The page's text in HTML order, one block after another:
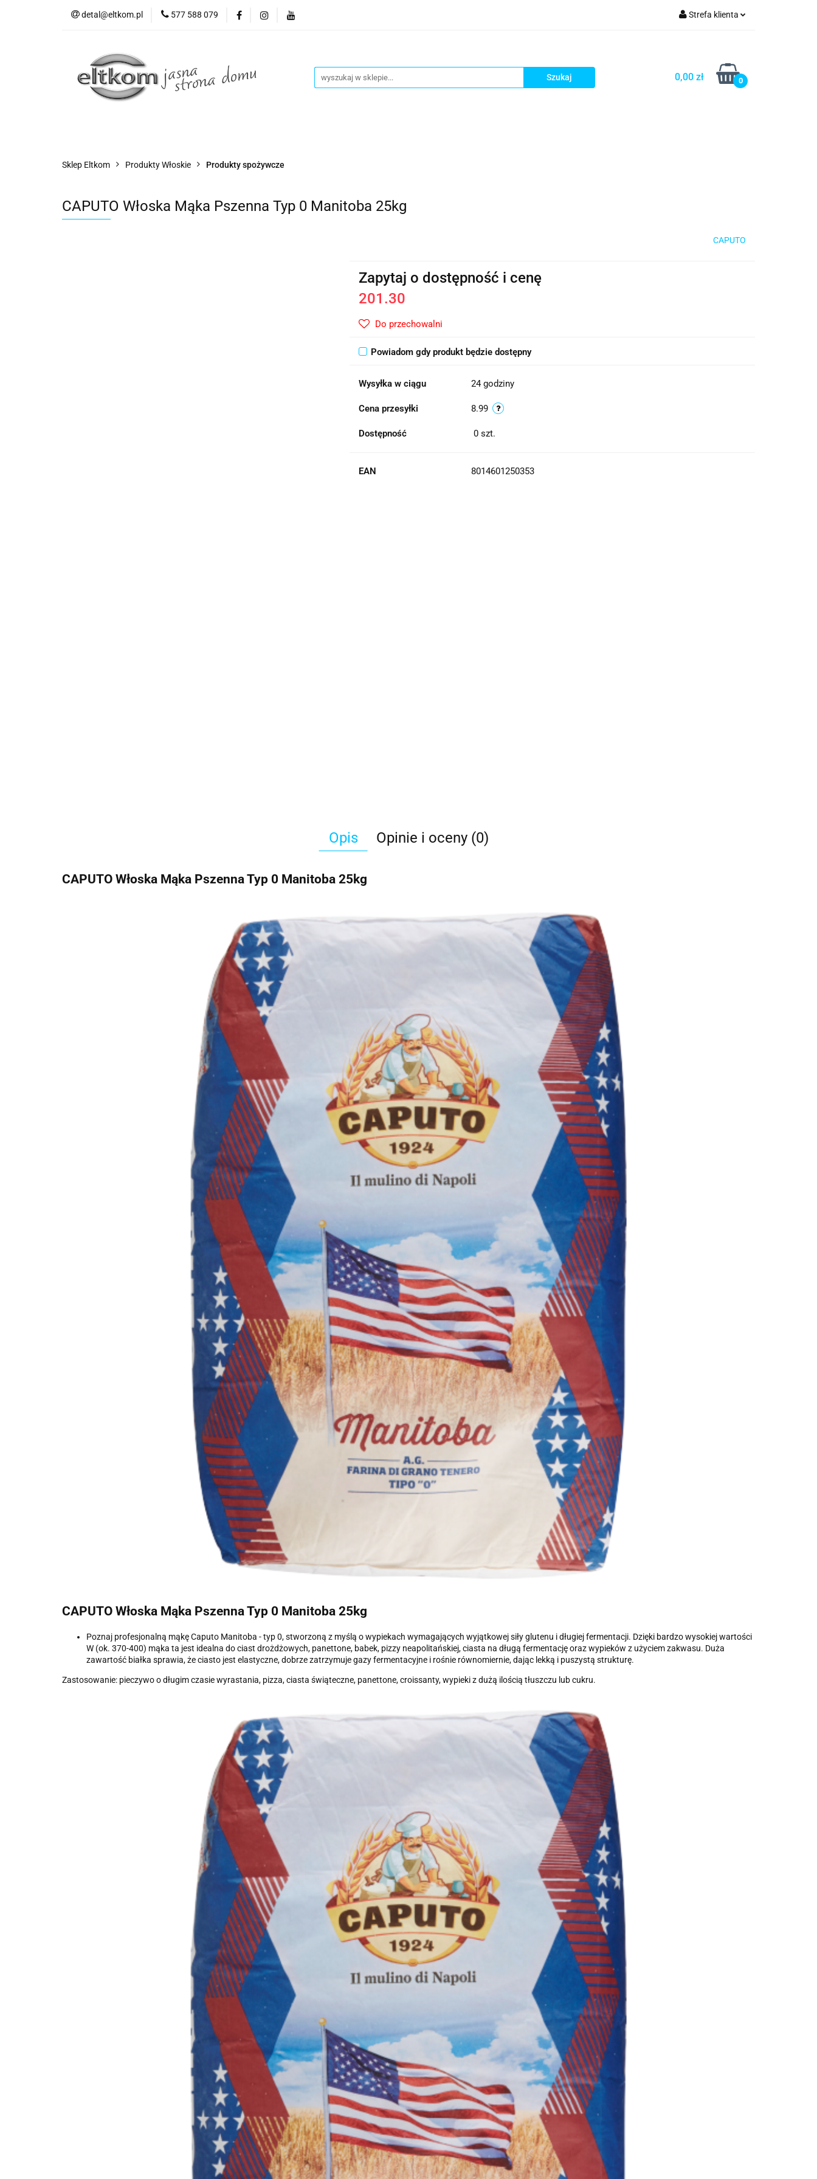
detal@eltkom.pl 577 588 079 Strefa klienta
Zarejestruj się
Dodaj zgłoszenie
0,00 zł 0
O nas Informacje
Sklep Eltkom Produkty Włoskie Produkty spożywcze
CAPUTO Włoska Mąka Pszenna Typ 0 Manitoba 25kg
CAPUTO
Zapytaj o dostępność i cenę
201.30
Do przechowalni
Powiadom gdy produkt będzie dostępny
Wysyłka w ciągu 24 godziny
Cena przesyłki 8.99
Dostępność 0 szt.
EAN 8014601250353
Opis Opinie i oceny (0)
CAPUTO Włoska Mąka Pszenna Typ 0 Manitoba 25kg
CAPUTO Włoska Mąka Pszenna Typ 0 Manitoba 25kg
Poznaj profesjonalną mąkę Caputo Manitoba - typ 0, stworzoną z myślą o wypiekach wymagających wyjątkowej siły glutenu i długiej fermentacji. Dzięki bardzo wysokiej wartości
W (ok. 370-400) mąka ta jest idealna do ciast drożdżowych, panettone, babek, pizzy neapolitańskiej, ciasta na długą fermentację oraz wypieków z użyciem zakwasu. Duża
zawartość białka sprawia, że ciasto jest elastyczne, dobrze zatrzymuje gazy fermentacyjne i rośnie równomiernie, dając lekką i puszystą strukturę.
Zastosowanie: pieczywo o długim czasie wyrastania, pizza, ciasta świąteczne, panettone, croissanty, wypieki z dużą ilością tłuszczu lub cukru.